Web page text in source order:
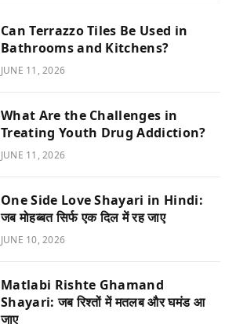
Can Terrazzo Tiles Be Used in
Bathrooms and Kitchens?
JUNE 11, 2026
What Are the Challenges in
Treating Youth Drug Addiction?
JUNE 11, 2026
One Side Love Shayari in Hindi:
जब मोहब्बत सिर्फ एक दिल में रह जाए
JUNE 10, 2026
Matlabi Rishte Ghamand
Shayari: जब रिश्तों में मतलब और घमंड आ
जाए